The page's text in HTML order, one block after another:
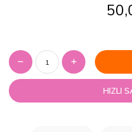
HIZLI